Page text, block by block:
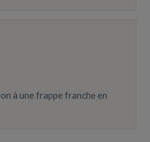
à une frappe franche en